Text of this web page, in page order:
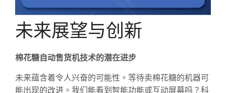
未来展望与创新
棉花糖自动售货机技术的潜在进步
未来蕴含着令人兴奋的可能性。等待卖棉花糖的机器可
能出现的改进。我们能看到智能功能或互动屏幕吗？科